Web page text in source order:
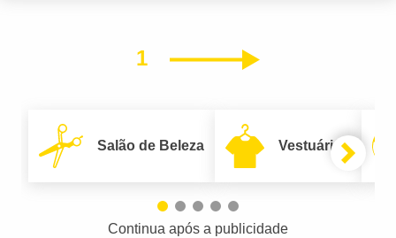
1 Próximo
Salão de Beleza Vestuário
Continua após a publicidade